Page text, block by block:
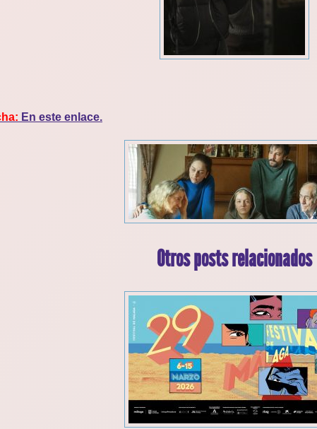
En este enlace.
Otros posts relacionados